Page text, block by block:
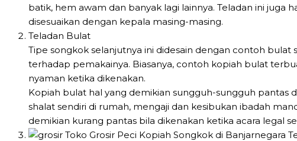
batik, hem awam dan banyak lagi lainnya. Teladan ini juga
disesuaikan dengan kepala masing-masing.
Teladan Bulat
Tipe songkok selanjutnya ini didesain dengan contoh
terhadap pemakainya. Biasanya, contoh kopiah bulat
nyaman ketika dikenakan.
Kopiah bulat hal yang demikian sungguh-sungguh pantas
shalat sendiri di rumah, mengaji dan kesibukan ibadah
demikian kurang pantas bila dikenakan ketika acara legal